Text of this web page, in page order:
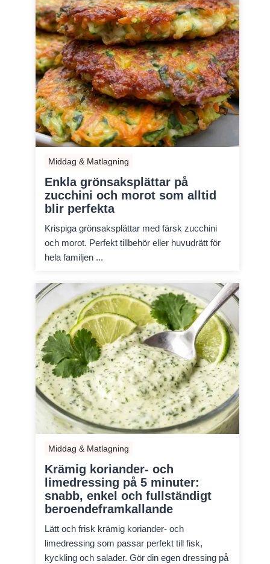
Middag & Matlagning
Enkla grönsaksplättar på
zucchini och morot som alltid
blir perfekta
Krispiga grönsaksplättar med färsk zucchini
och morot. Perfekt tillbehör eller huvudrätt för
hela familjen ...
Middag & Matlagning
Krämig koriander- och
limedressing på 5 minuter:
snabb, enkel och fullständigt
beroendeframkallande
Lätt och frisk krämig koriander- och
limedressing som passar perfekt till fisk,
kyckling och salader. Gör din egen dressing på